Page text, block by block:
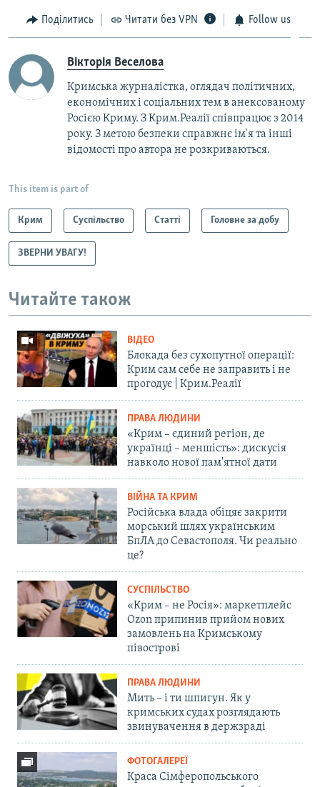
Поділитись Читати без VPN Follow us
Вікторія Веселова
Кримська журналістка, оглядач політичних,
економічних і соціальних тем в анексованому
Росією Криму. З Крим.Реалії співпрацює з 2014
року. З метою безпеки справжнє ім'я та інші
відомості про автора не розкриваються.
This item is part of
Крим Суспільство Статті Головне за добу
ЗВЕРНИ УВАГУ!
Читайте також
ВІДЕО
Блокада без сухопутної операції:
Крим сам себе не заправить і не
прогодує | Крим.Реалії
ПРАВА ЛЮДИНИ
«Крим – єдиний регіон, де
українці – меншість»: дискусія
навколо нової пам'ятної дати
ВІЙНА ТА КРИМ
Російська влада обіцяє закрити
морський шлях українським
БпЛА до Севастополя. Чи реально
це?
СУСПІЛЬСТВО
«Крим – не Росія»: маркетплейс
Ozon припинив прийом нових
замовлень на Кримському
півострові
ПРАВА ЛЮДИНИ
Мить – і ти шпигун. Як у
кримських судах розглядають
звинувачення в держзраді
ФОТОГАЛЕРЕЇ
Краса Сімферопольського